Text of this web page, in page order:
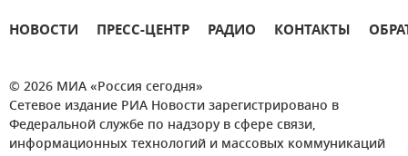
НОВОСТИ ПРЕСС-ЦЕНТР РАДИО КОНТАКТЫ
© 2026 МИА «Россия сегодня»
Сетевое издание РИА Новости зарегистрировано в
Федеральной службе по надзору в сфере связи,
информационных технологий и массовых коммуникаций